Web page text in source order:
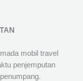
mobil travel
penjemputan